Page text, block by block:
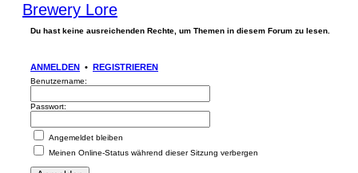
Brewery Lore
Du hast keine ausreichenden Rechte, um Themen in diesem Forum zu lesen.
ANMELDEN • REGISTRIEREN
Benutzername:
Passwort:
Angemeldet bleiben
Meinen Online-Status während dieser Sitzung verbergen